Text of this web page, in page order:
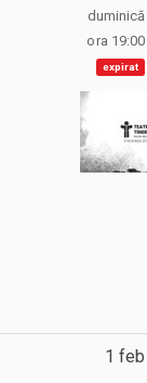
duminică
ora 19:00
expirat
1 feb